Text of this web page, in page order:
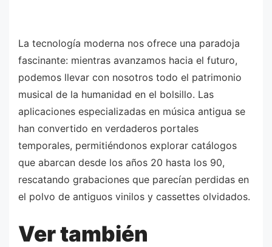
La tecnología moderna nos ofrece una paradoja
fascinante: mientras avanzamos hacia el futuro,
podemos llevar con nosotros todo el patrimonio
musical de la humanidad en el bolsillo. Las
aplicaciones especializadas en música antigua se
han convertido en verdaderos portales
temporales, permitiéndonos explorar catálogos
que abarcan desde los años 20 hasta los 90,
rescatando grabaciones que parecían perdidas en
el polvo de antiguos vinilos y cassettes olvidados.
Ver también